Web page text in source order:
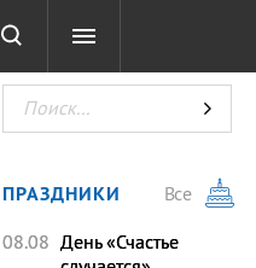
ТЕСТЫ
ПРАЗДНИКИ
Все
08.08 День «Счастье